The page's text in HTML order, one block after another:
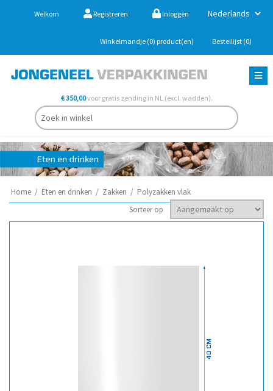
Welkom Registreren Inloggen
Winkelmandje (0) product(en) Bestellijst (0)
€ 350,00voor gratis zending in NL (excl. wadden).
Home / Eten en drinken / Zakken / Polyzakken vlak
Sorteer op